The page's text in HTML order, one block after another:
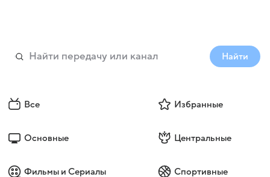
Найти
Все Избранные
Основные Центральные
Фильмы и Сериалы Спортивные